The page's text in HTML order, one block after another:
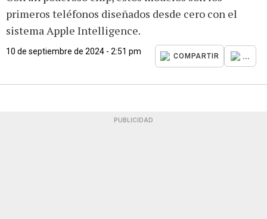
primeros teléfonos diseñados desde cero con el
sistema Apple Intelligence.
10 de septiembre de 2024 - 2:51 pm
COMPARTIR ...
PUBLICIDAD